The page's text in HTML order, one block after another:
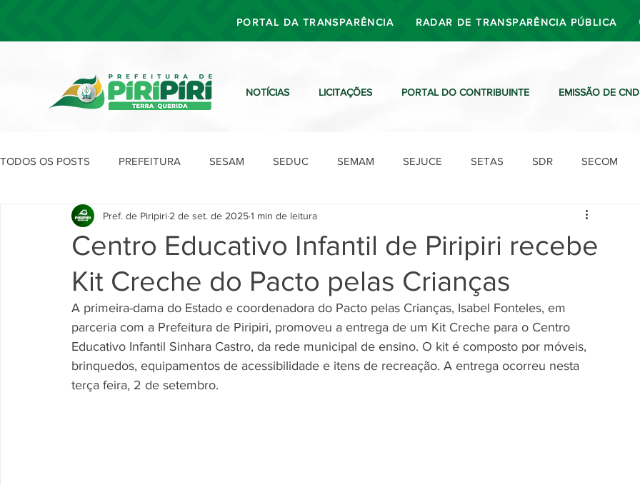
PORTAL DA TRANSPARÊNCIA RADAR DE TRANSPARÊNCIA PÚBLICA
NOTÍCIAS LICITAÇÕES PORTAL DO CONTRIBUINTE EMISSÃO DE CND
TODOS OS POSTS PREFEITURA SESAM SEDUC SEMAM SEJUCE SETAS SDR SECOM
SEAD SEGOV SEPLAN SDU Ouvidoria
Centro Educativo Infantil de Piripiri recebe
Kit Creche do Pacto pelas Crianças
Pref. de Piripiri 2 de set. de 20251 min de leitura
A primeira-dama do Estado e coordenadora do Pacto pelas Crianças, Isabel Fonteles, em
parceria com a Prefeitura de Piripiri, promoveu a entrega de um Kit Creche para o Centro
Educativo Infantil Sinhara Castro, da rede municipal de ensino. O kit é composto por móveis,
brinquedos, equipamentos de acessibilidade e itens de recreação. A entrega ocorreu nesta
terça feira, 2 de setembro.